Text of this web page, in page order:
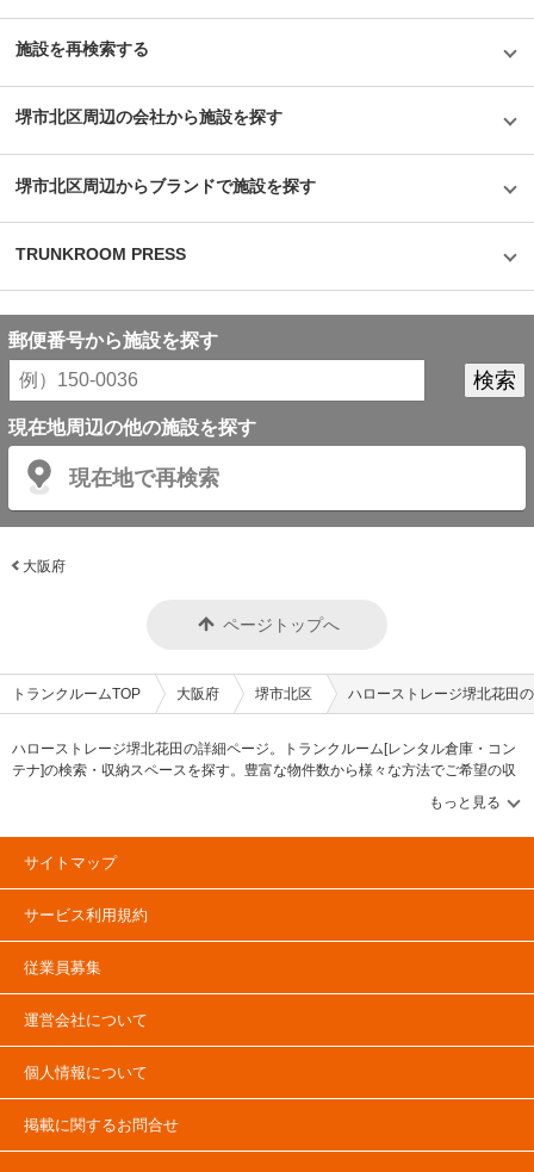
国内トップシェアを誇る企業だが、郊外にあることも多く、車を利用して自
いたいときに使える場所にあるという利点があり、女性が使いずらいという
イメージも安心のセキュリティやクリーンで清潔な部屋といった機能面でも
カバーしている。一度使ってみるとその便利さが気に入り、長く継続して使
施設を再検索する
堺市北区周辺の会社から施設を探す
堺市北区周辺からブランドで施設を探す
TRUNKROOM PRESS
郵便番号から施設を探す
現在地周辺の他の施設を探す
現在地で再検索
大阪府
ページトップへ
トランクルームTOP 大阪府 堺市北区 ハローストレージ堺北花田
ハローストレージ堺北花田の詳細ページ。トランクルーム[レンタル倉庫・コン
テナ]の検索・収納スペースを探す。豊富な物件数から様々な方法でご希望の収
納スペースを簡単に探せるトランクルーム情報サイトです。ハローストレージ
堺北花田の住所・最寄りの駅、物件タイプのご紹介や料金表、お得なキャンペ
ーン情報もあります。気になる物件タイプを見つけたら、メールか電話でお問
合せが可能です（無料）。
サイトマップ
サービス利用規約
従業員募集
運営会社について
個人情報について
掲載に関するお問合せ